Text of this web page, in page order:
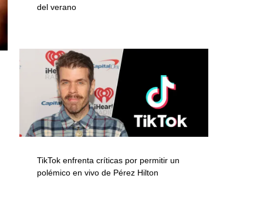
del verano
TikTok enfrenta críticas por permitir un
polémico en vivo de Pérez Hilton